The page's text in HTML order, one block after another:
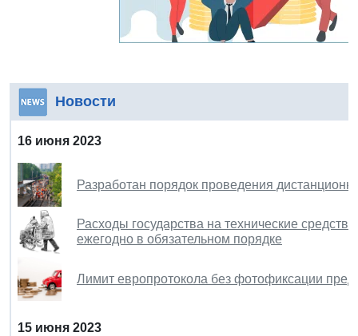
Новости
16 июня 2023
Разработан порядок проведения
Расходы государства на технические
ежегодно в обязательном порядке
Лимит европротокола без фотофиксации
15 июня 2023